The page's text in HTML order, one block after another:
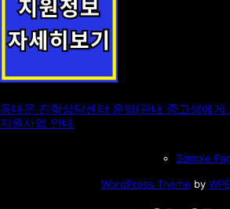
동대문 진학상담센터 운영(관내 중고생에게
지원사업 안내
Sample
WordPress Theme by